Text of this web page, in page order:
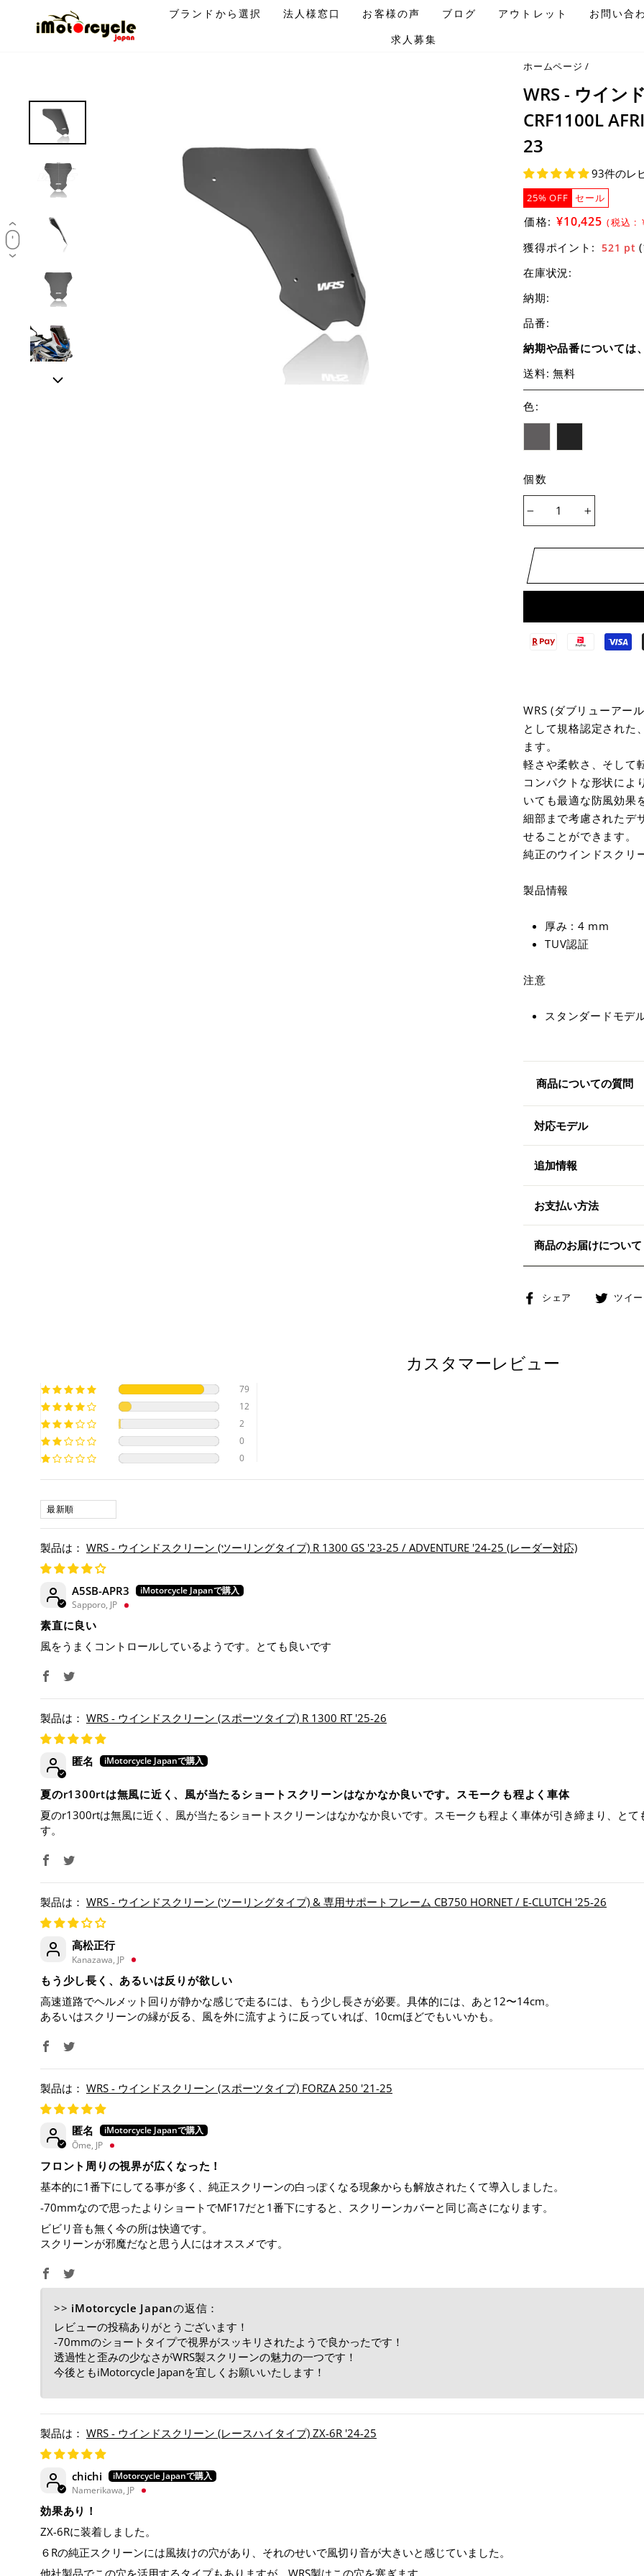
ブランドから選択 法人様窓口 お客様の声 ブログ アウトレット
お問い合
求人募集
ホームページ /
WRS - ウイン
CRF1100L
23
93件のレ
25% OFF セール
セ
ル
価
格
価格: ¥10,425 (税込 :
獲得ポイント: 521 pt
在庫状況:
納期:
品番:
納期や品番については
送料: 無料
色:
個数
WRS (ダブリューアー
として規格認定された
ます。
軽さや柔軟さ、そして
コンパクトな形状によ
いても最適な防風効果
細部まで考慮されたデ
せることができます。
純正のウインドスクリ
製品情報
厚み : 4 mm
TUV認証
注意
スタンダードモデ
商品についての質問
対応モデル
追加情報
お支払い方法
商品のお届けについて
シェア
Facebook
ツイー
カスタマーレビュー
79
12
2
0
0
SORT BY
WRS - ウインドスクリーン (ツーリングタイプ) R 1300 GS '23-25 / ADVENTURE '24-25 (レーダー対応)
A5SB-APR3
Sapporo, JP
素直に良い
風をうまくコントロールしているようです。とても良いです
WRS - ウインドスクリーン (スポーツタイプ) R 1300 RT '25-26
匿名
夏のr1300rtは無風に近く、風が当たるショートスクリーンはなかなか良いです。スモークも程よく車体
夏のr1300rtは無風に近く、風が当たるショートスクリーンはなかなか良いです。スモークも程よく車体が引き締まり、と
す。
WRS - ウインドスクリーン (ツーリングタイプ) & 専用サポートフレーム CB750 HORNET / E-CLUTCH '25-26
高松正行
Kanazawa, JP
もう少し長く、あるいは反りが欲しい
高速道路でヘルメット回りが静かな感じで走るには、もう少し長さが必要。具体的には、あと12〜14cm。
あるいはスクリーンの縁が反る、風を外に流すように反っていれば、10cmほどでもいいかも。
WRS - ウインドスクリーン (スポーツタイプ) FORZA 250 '21-25
匿名
Ōme, JP
フロント周りの視界が広くなった！
基本的に1番下にしてる事が多く、純正スクリーンの白っぽくなる現象からも解放されたくて導入しました。
-70mmなので思ったよりショートでMF17だと1番下にすると、スクリーンカバーと同じ高さになります。
ビビリ音も無く今の所は快適です。
スクリーンが邪魔だなと思う人にはオススメです。
>> iMotorcycle Japanの返信：
レビューの投稿ありがとうございます！
-70mmのショートタイプで視界がスッキリされたようで良かったです！
透過性と歪みの少なさがWRS製スクリーンの魅力の一つです！
今後ともiMotorcycle Japanを宜しくお願いいたします！
WRS - ウインドスクリーン (レースハイタイプ) ZX-6R '24-25
chichi
Namerikawa, JP
効果あり！
ZX-6Rに装着しました。
６Rの純正スクリーンには風抜けの穴があり、それのせいで風切り音が大きいと感じていました。